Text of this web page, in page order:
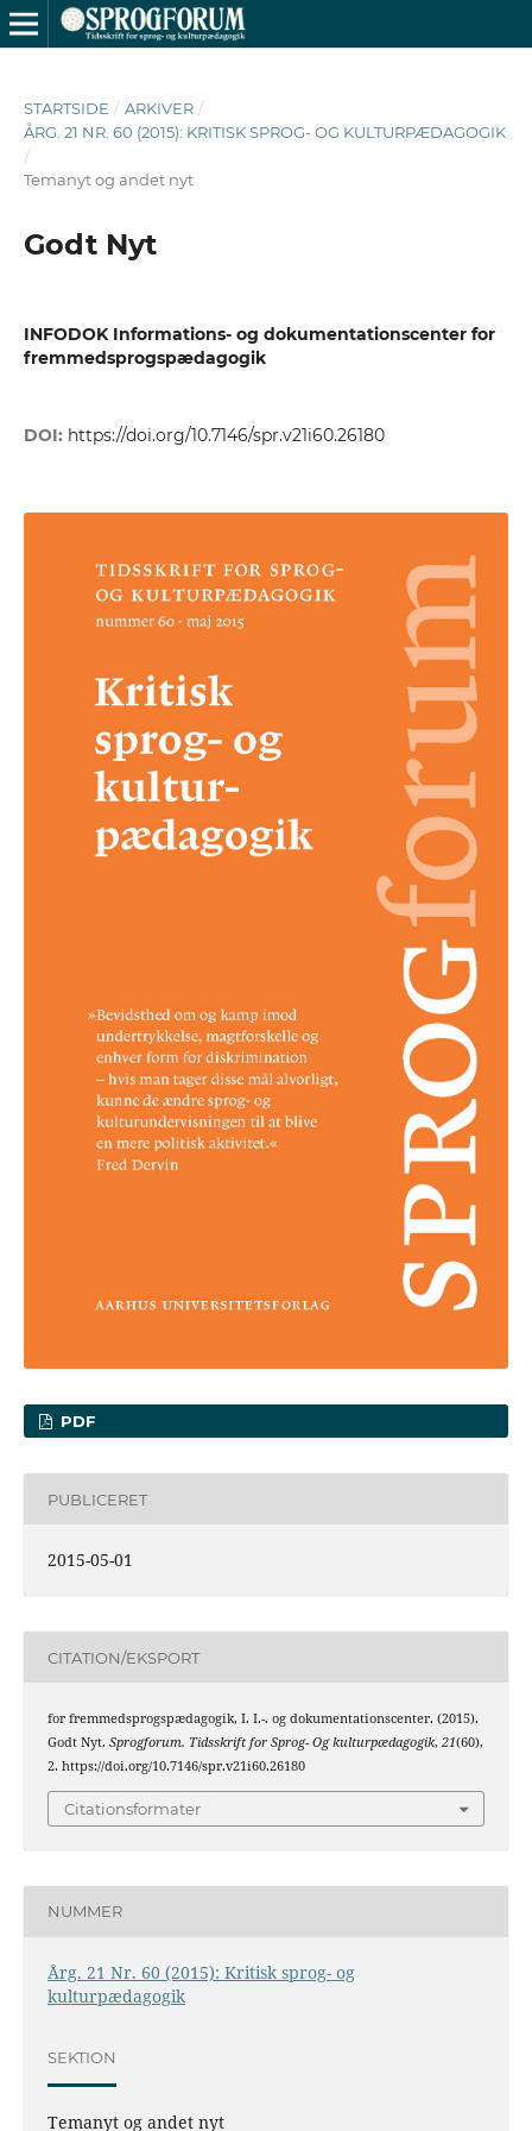
STARTSIDE / ARKIVER /
ÅRG. 21 NR. 60 (2015): KRITISK SPROG- OG KULTURPÆDAGOGIK
/
Temanyt og andet nyt
Godt Nyt
INFODOK Informations- og dokumentationscenter for
fremmedsprogspædagogik
DOI: https://doi.org/10.7146/spr.v21i60.26180
PDF
PUBLICERET
2015-05-01
CITATION/EKSPORT
for fremmedsprogspædagogik, I. I.-. og dokumentationscenter. (2015).
Godt Nyt. Sprogforum. Tidsskrift for Sprog- Og kulturpædagogik, 21(60),
2. https://doi.org/10.7146/spr.v21i60.26180
Citationsformater
NUMMER
Årg. 21 Nr. 60 (2015): Kritisk sprog- og
kulturpædagogik
SEKTION
Temanyt og andet nyt